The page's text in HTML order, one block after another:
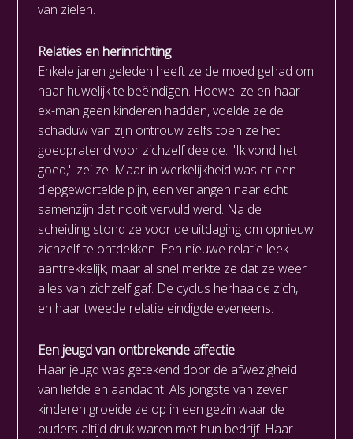
van zielen.
Relaties en herinrichting
Enkele jaren geleden heeft ze de moed gehad om
haar huwelijk te beëindigen. Hoewel ze en haar
ex-man geen kinderen hadden, voelde ze de
schaduw van zijn ontrouw zelfs toen ze het
goedpratend voor zichzelf deelde. "Ik vond het
goed," zei ze. Maar in werkelijkheid was er een
diepgewortelde pijn, een verlangen naar echt
samenzijn dat nooit vervuld werd. Na de
scheiding stond ze voor de uitdaging om opnieuw
zichzelf te ontdekken. Een nieuwe relatie leek
aantrekkelijk, maar al snel merkte ze dat ze weer
alles van zichzelf gaf. De cyclus herhaalde zich,
en haar tweede relatie eindigde eveneens.
Een jeugd van ontbrekende affectie
Haar jeugd was getekend door de afwezigheid
van liefde en aandacht. Als jongste van zeven
kinderen groeide ze op in een gezin waar de
ouders altijd druk waren met hun bedrijf. Haar